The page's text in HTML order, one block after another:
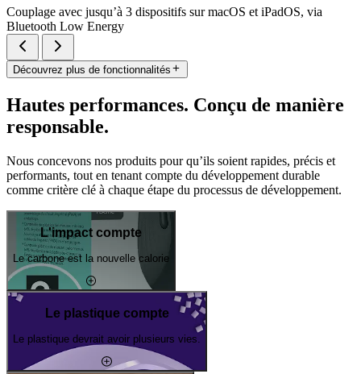
Couplage avec jusqu’à 3 dispositifs sur macOS et iPadOS, via
Bluetooth Low Energy
Découvrez plus de fonctionnalités
Hautes performances. Conçu de manière
responsable.
Nous concevons nos produits pour qu’ils soient rapides, précis et
performants, tout en tenant compte du développement durable
comme critère clé à chaque étape du processus de développement.
L'impact compte
Le carbone est la nouvelle calorie
Le plastique compte
Le plastique devrait avoir plusieurs vies.